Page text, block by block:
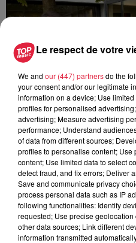
Découvrez LK à Colmar
1 2 3
Le respect de votre
We and our (447) partnersdo the
your consent and/or our legitimate
information on a device; Use
profiles for personalised
advertising; Measure advertising
performance; Understand
of data from different sources;
profiles to personalise content;
content; Use limited data to select
detect fraud, and fix errors; Deliver
Save and communicate privacy
process personal data such as IP
following functionalities: Identify
requested; Use precise
other data sources; Link different
information transmitted